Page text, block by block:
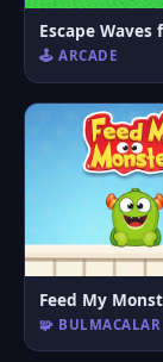
🕹️ ARCADE
Feed My
🧩 BULMACALAR